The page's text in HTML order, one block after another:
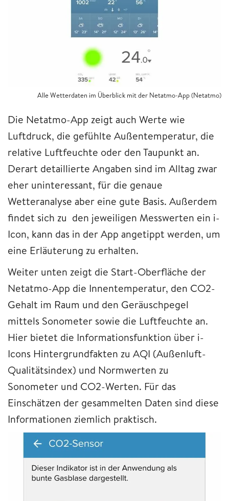
Alle Wetterdaten im Überblick mit der Netatmo-App (Netatmo)
Die Netatmo-App zeigt auch Werte wie
Luftdruck, die gefühlte Außentemperatur, die
relative Luftfeuchte oder den Taupunkt an.
Derart detaillierte Angaben sind im Alltag zwar
eher uninteressant, für die genaue
Wetteranalyse aber eine gute Basis. Außerdem
findet sich zu den jeweiligen Messwerten ein i-
Icon, kann das in der App angetippt werden, um
eine Erläuterung zu erhalten.
Weiter unten zeigt die Start-Oberfläche der
Netatmo-App die Innentemperatur, den CO2-
Gehalt im Raum und den Geräuschpegel
mittels Sonometer sowie die Luftfeuchte an.
Hier bietet die Informationsfunktion über i-
Icons Hintergrundfakten zu AQI (Außenluft-
Qualitätsindex) und Normwerten zu
Sonometer und CO2-Werten. Für das
Einschätzen der gesammelten Daten sind diese
Informationen ziemlich praktisch.